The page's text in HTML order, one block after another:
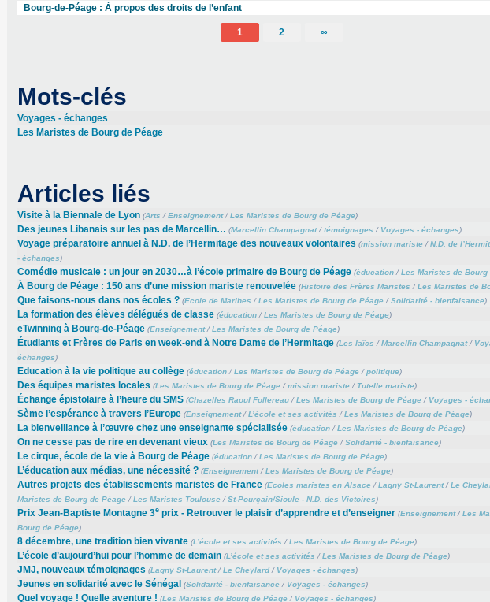
Bourg-de-Péage : À propos des droits de l’enfant
1 2 ∞
Mots-clés
Voyages - échanges
Les Maristes de Bourg de Péage
Articles liés
Visite à la Biennale de Lyon (Arts /Enseignement/Les Maristes de Bourg de Péage)
Des jeunes Libanais sur les pas de Marcellin… (Marcellin Champagnat/témoignages / Voyages - échanges)
Voyage préparatoire annuel à N.D. de l’Hermitage des nouveaux volontaires (mission mariste/N.D. de
- échanges)
Comédie musicale : un jour en 2030…à l’école primaire de Bourg de Péage (éducation/Les Maristes de Bourg
À Bourg de Péage : 150 ans d’une mission mariste renouvelée (Histoire des Frères Maristes /Les Maristes de
Que faisons-nous dans nos écoles ? (Ecole de Marlhes /Les Maristes de Bourg de Péage/Solidarité - bienfaisance)
La formation des élèves délégués de classe (éducation/Les Maristes de Bourg de Péage)
eTwinning à Bourg-de-Péage (Enseignement/Les Maristes de Bourg de Péage)
Étudiants et Frères de Paris en week-end à Notre Dame de l’Hermitage (Les laïcs /Marcellin Champagnat/
échanges)
Education à la vie politique au collège (éducation/Les Maristes de Bourg de Péage/politique)
Des équipes maristes locales (Les Maristes de Bourg de Péage/mission mariste/ Tutelle mariste)
Échange épistolaire à l’heure du SMS (Chazelles Raoul Follereau/Les Maristes de Bourg de Péage/ Voyages -
Sème l’espérance à travers l’Europe (Enseignement/L’école et ses activités /Les Maristes de Bourg de Péage)
La bienveillance à l’œuvre chez une enseignante spécialisée (éducation/Les Maristes de Bourg de Péage)
On ne cesse pas de rire en devenant vieux (Les Maristes de Bourg de Péage/Solidarité - bienfaisance)
Le cirque, école de la vie à Bourg de Péage (éducation/Les Maristes de Bourg de Péage)
L’éducation aux médias, une nécessité ? (Enseignement/Les Maristes de Bourg de Péage)
Autres projets des établissements maristes de France (Ecoles maristes en Alsace/Lagny St-Laurent/Le
Maristes de Bourg de Péage/Les Maristes Toulouse/St-Pourçain/Sioule - N.D. des Victoires)
Prix Jean-Baptiste Montagne 3eprix - Retrouver le plaisir d’apprendre et d’enseigner (Enseignement/Les
Bourg de Péage)
8 décembre, une tradition bien vivante (L’école et ses activités /Les Maristes de Bourg de Péage)
L’école d’aujourd’hui pour l’homme de demain (L’école et ses activités /Les Maristes de Bourg de Péage)
JMJ, nouveaux témoignages (Lagny St-Laurent/Le Cheylard/ Voyages - échanges)
Jeunes en solidarité avec le Sénégal (Solidarité - bienfaisance/ Voyages - échanges)
Quel voyage ! Quelle aventure ! (Les Maristes de Bourg de Péage/ Voyages - échanges)